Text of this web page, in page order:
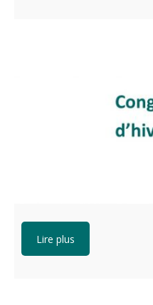
Lire plus